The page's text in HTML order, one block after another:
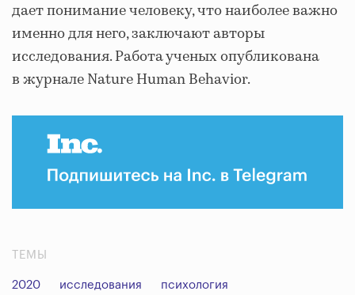
дает понимание человеку, что наиболее важно
именно для него, заключают авторы
исследования. Работа ученых опубликована
в журнале Nature Human Behavior.
ТЕМЫ
2020 исследования психология